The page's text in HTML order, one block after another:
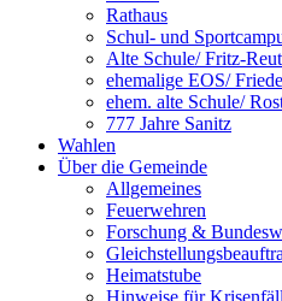
Rathaus
Schul- und
Alte Schule/ Fritz-
ehemalige EOS/
ehem. alte Schule/
777 Jahre Sanitz
Wahlen
Über die Gemeinde
Allgemeines
Feuerwehren
Forschung &
Heimatstube
Hinweise für